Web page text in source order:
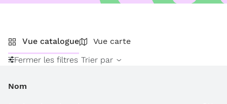
Vue catalogue
Vue carte
Fermer les filtres Trier par
Nom